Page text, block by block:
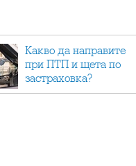
Какво да направите
при ПТП и щета по
застраховка?